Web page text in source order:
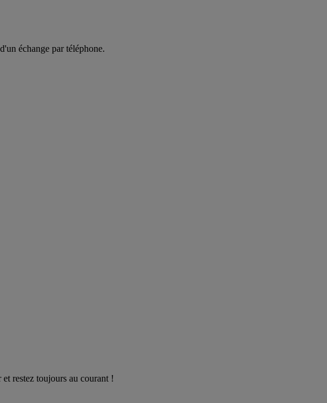
échange par téléphone.
restez toujours au courant !